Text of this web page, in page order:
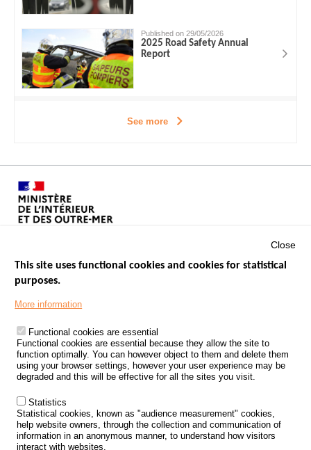
Published on 29/05/2026
2025 Road Safety Annual
Report
See more
Footer
PROCESSING OF PERSONAL DATA FROM ROAD ACCIDENTS
KNOWLEDGE CENTRE
CALL FOR RESEARCH PROJECTS
ROAD SAFETY POLICY
Outils
EVENTS
Close
This site uses functional cookies and cookies for statistical
purposes.
More information
Functional cookies are essential
Functional cookies are essential because they allow the site to
function optimally. You can however object to them and delete them
using your browser settings, however your user experience may be
degraded and this will be effective for all the sites you visit.
Statistics
Statistical cookies, known as "audience measurement" cookies,
help website owners, through the collection and communication of
information in an anonymous manner, to understand how visitors
interact with websites.